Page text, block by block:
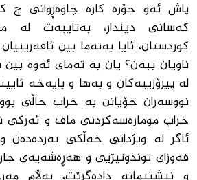
پاش ئەو جۆرە کارە چاوەڕوانی چ
کەسانی دیندار، بەتایبەت لە
کوردستان، ئایا بەتەما بین
ناویان ببەن؟ یان بە تەمای ئەوە
لە پیرۆزییەکان و بەها و بایەخە
نووسەران خۆیانن بە خراپ حاڵی
خراپ مومارەسەکردنی ماف و ئەرکی
ئاگر لە ویژدانی خەڵکی
فه‌وزای توندوتیژیی و هەڕەشەیه‌ی
و نیشتیمانە دادەگرێت، بەڵام